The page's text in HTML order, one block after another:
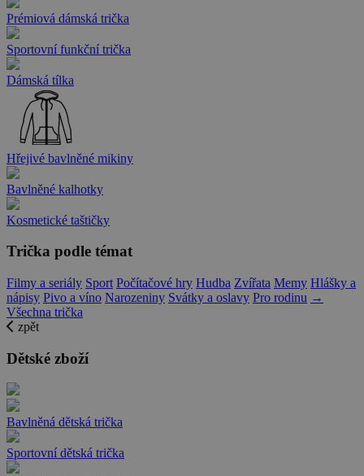
Prémiová dámská trička
Sportovní funkční trička
Dámská tílka
Hřejivé bavlněné mikiny
Bavlněné kalhotky
Kosmetické taštičky
Trička podle témat
Filmy a seriály Sport Počítačové hry Hudba Zvířata Memy Hlášky a
nápisy Pivo a víno Narozeniny Svátky a oslavy Pro rodinu →
Všechna trička
zpět
Dětské zboží
Bavlněná dětská trička
Sportovní dětská trička